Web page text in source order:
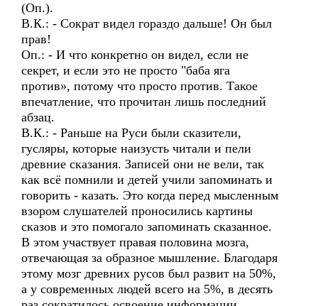
(Оп.).
В.К.: - Сократ видел гораздо дальше! Он был
прав!
Оп.: - И что конкретно он видел, если не
секрет, и если это не просто "баба яга
против», потому что просто против. Такое
впечатление, что прочитан лишь последний
абзац.
В.К.: - Раньше на Руси были сказители,
гусляры, которые наизусть читали и пели
древние сказания. Записей они не вели, так
как всё помнили и детей учили запоминать и
говорить - казать. Это когда перед мысленным
взором слушателей проносились картины
сказов и это помогало запоминать сказанное.
В этом участвует правая половина мозга,
отвечающая за образное мышление. Благодаря
этому мозг древних русов был развит на 50%,
а у современных людей всего на 5%, в десять